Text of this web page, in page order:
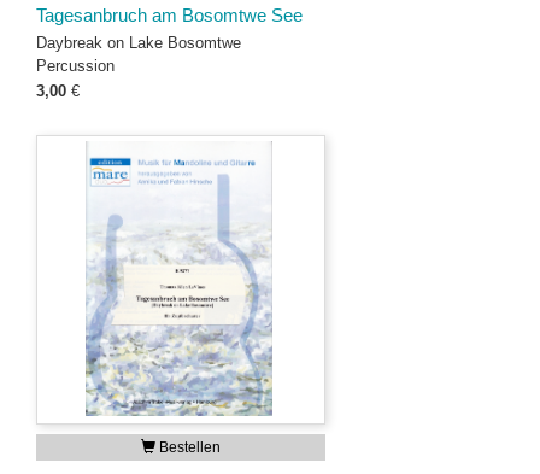
Tagesanbruch am Bosomtwe See
Daybreak on Lake Bosomtwe
Percussion
3,00 €
Bestellen